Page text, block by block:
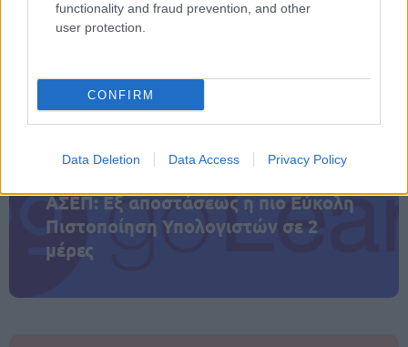
functionality and fraud prevention, and other
user protection.
CONFIRM
Data Deletion Data Access Privacy Policy
ΑΣΕΠ: Εξ αποστάσεως η πιο Εύκολη
Πιστοποίηση Υπολογιστών σε 2
μέρες